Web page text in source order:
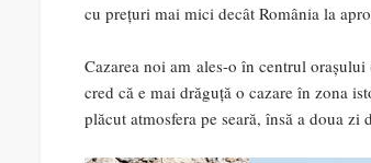
cu prețuri mai mici decât România la
Cazarea noi am ales-o în centrul
cred că e mai drăguță o cazare în zona
plăcut atmosfera pe seară, însă a doua